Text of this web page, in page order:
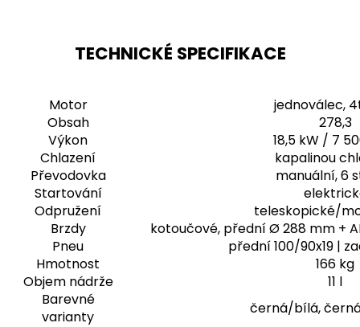
TECHNICKÉ SPECIFIKACE
Motor
jednoválec,
Obsah
278,3
Výkon
18,5 kW / 7
Chlazení
kapalinou
Převodovka
manuální, 6
Startování
Odpružení
teleskopické/
Brzdy
kotoučové, přední Ø 288 mm +
Pneu
přední 100/90x19 |
Hmotnost
166 kg
Objem nádrže
11 l
Barevné
varianty
černá/bílá,